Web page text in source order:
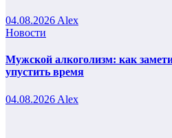
04.08.2026 Alex
Новости
Мужской алкоголизм: как
упустить время
04.08.2026 Alex